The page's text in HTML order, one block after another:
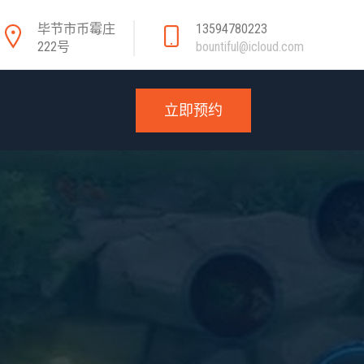
毕节市币霉庄
222号
13594780223
bountiful@icloud.com
立即预约